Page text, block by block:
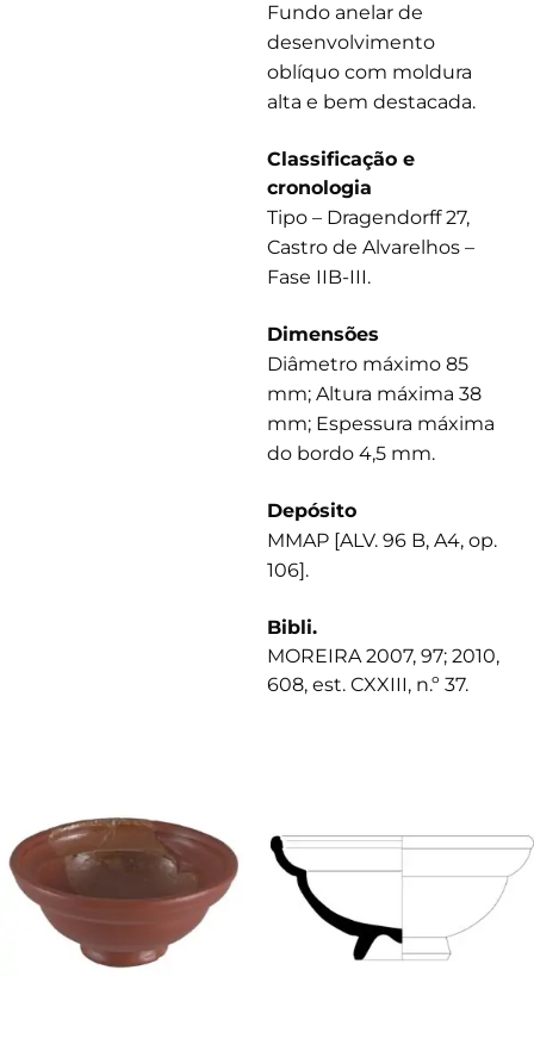
Fundo anelar de
desenvolvimento
oblíquo com moldura
alta e bem destacada.
Classificação e
cronologia
Tipo – Dragendorff 27,
Castro de Alvarelhos –
Fase IIB-III.
Dimensões
Diâmetro máximo 85
mm; Altura máxima 38
mm; Espessura máxima
do bordo 4,5 mm.
Depósito
MMAP [ALV. 96 B, A4, op.
106].
Bibli.
MOREIRA 2007, 97; 2010,
608, est. CXXIII, n.º 37.